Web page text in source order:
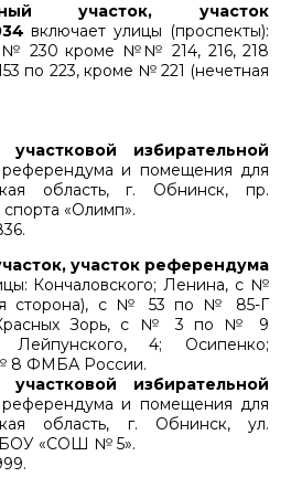
участок, участок
включает улицы (проспекты):
230 кроме №№ 214, 216, 218
по 223, кроме № 221 (нечетная
избирательной
и помещения для
область, г. Обнинск, пр.
«Олимп».
участок референдума
Кончаловского; Ленина, с №
сторона), с № 53 по № 85-Г
Красных Зорь, с № 3 по № 9
Лейпунского, 4; Осипенко;
8 ФМБА России.
избирательной
и помещения для
область, г. Обнинск, ул.
«СОШ № 5».